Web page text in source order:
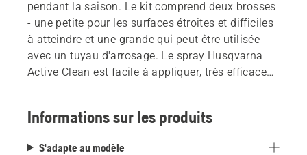
pendant la saison. Le kit comprend deux brosses
- une petite pour les surfaces étroites et difficiles
à atteindre et une grande qui peut être utilisée
avec un tuyau d'arrosage. Le spray Husqvarna
Active Clean est facile à appliquer, très efficace
des outils et des lames sont facilités par les
Informations sur les produits
S'adapte au modèle